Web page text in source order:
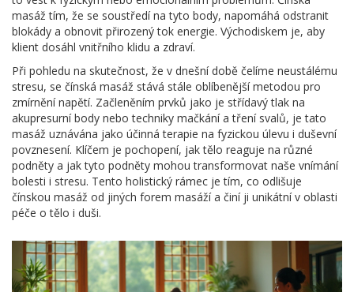
masáž tím, že se soustředí na tyto body, napomáhá odstranit
blokády a obnovit přirozený tok energie. Východiskem je, aby
klient dosáhl vnitřního klidu a zdraví.
Při pohledu na skutečnost, že v dnešní době čelíme neustálému
stresu, se čínská masáž stává stále oblíbenější metodou pro
zmírnění napětí. Začleněním prvků jako je střídavý tlak na
akupresurní body nebo techniky mačkání a tření svalů, je tato
masáž uznávána jako účinná terapie na fyzickou úlevu i duševní
povznesení. Klíčem je pochopení, jak tělo reaguje na různé
podněty a jak tyto podněty mohou transformovat naše vnímání
bolesti i stresu. Tento holistický rámec je tím, co odlišuje
čínskou masáž od jiných forem masáží a činí ji unikátní v oblasti
péče o tělo i duši.